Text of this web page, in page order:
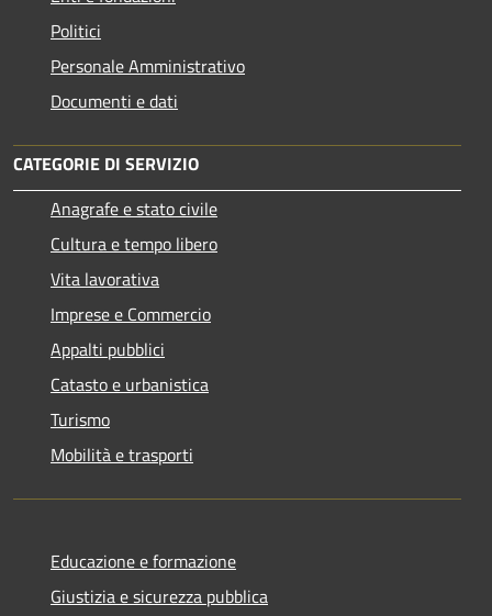
Politici
Personale Amministrativo
Documenti e dati
CATEGORIE DI SERVIZIO
Anagrafe e stato civile
Cultura e tempo libero
Vita lavorativa
Imprese e Commercio
Appalti pubblici
Catasto e urbanistica
Turismo
Mobilità e trasporti
Educazione e formazione
Giustizia e sicurezza pubblica